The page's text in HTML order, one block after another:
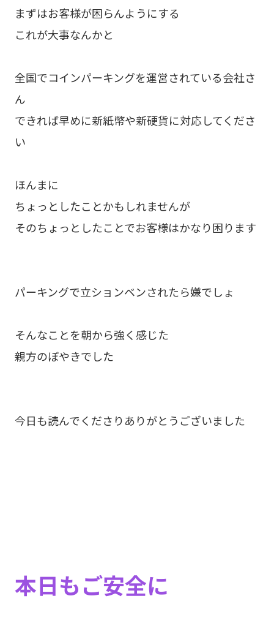
まずはお客様が困らんようにする
これが大事なんかと
全国でコインパーキングを運営されている会社さ
ん
できれば早めに新紙幣や新硬貨に対応してくださ
い
ほんまに
ちょっとしたことかもしれませんが
そのちょっとしたことでお客様はかなり困ります
パーキングで立ションベンされたら嫌でしょ
そんなことを朝から強く感じた
親方のぼやきでした
今日も読んでくださりありがとうございました
本日もご安全に